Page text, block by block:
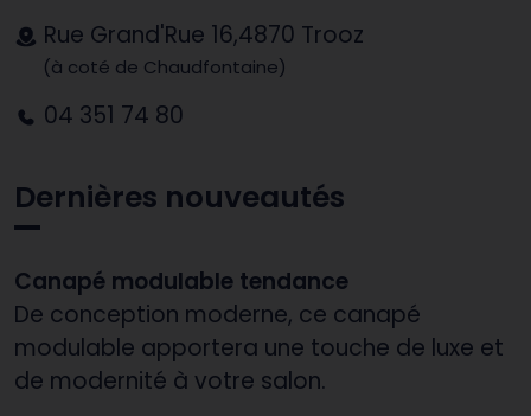
Rue Grand'Rue 16,4870 Trooz
(à coté de Chaudfontaine)
04 351 74 80
Dernières nouveautés
Canapé modulable tendance
De conception moderne, ce canapé
modulable apportera une touche de luxe et
de modernité à votre salon.